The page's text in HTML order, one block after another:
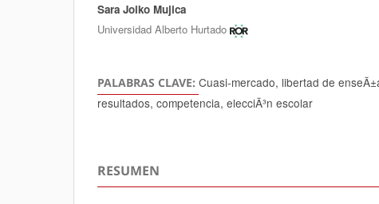
Autores/as
Sara Joiko Mujica
Universidad Alberto Hurtado
PALABRAS CLAVE: Cuasi-mercado, libertad de
resultados, competencia, elecciÃ³n escolar
RESUMEN